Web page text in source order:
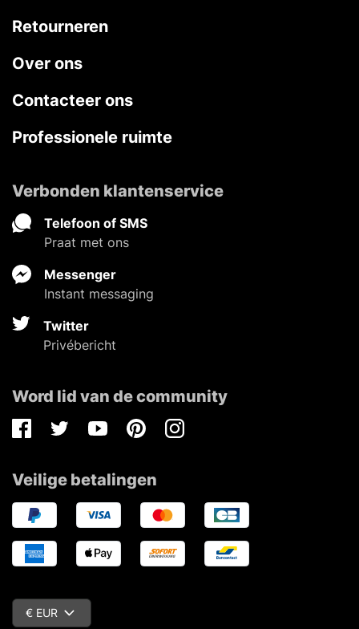
Retourneren
Over ons
Contacteer ons
Professionele ruimte
Verbonden klantenservice
Telefoon of SMS
Praat met ons
Messenger
Instant messaging
Twitter
Privébericht
Word lid van de community
FacebookTwitterYoutubePinterestInstagram
Veilige betalingen
€ EUR